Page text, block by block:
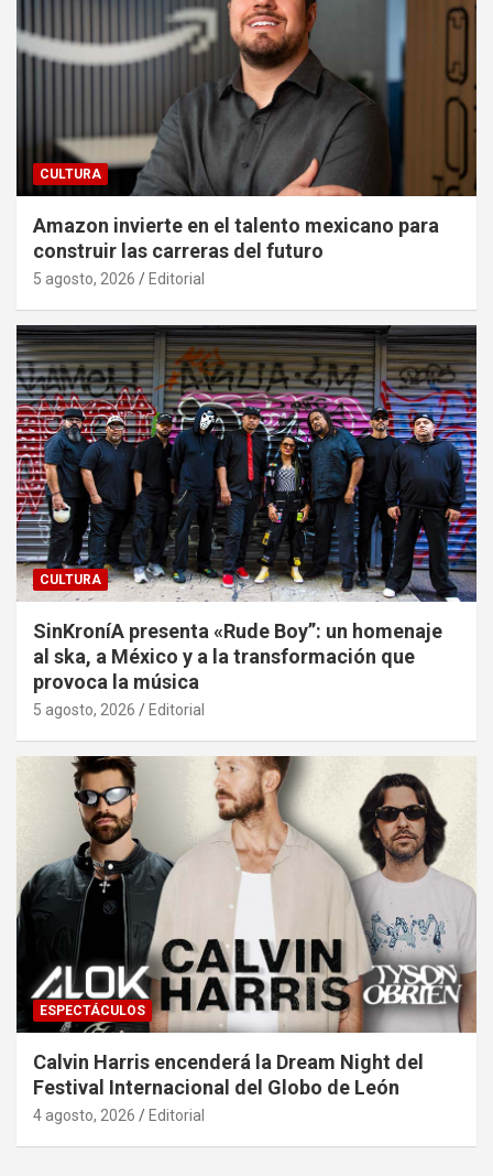
CULTURA
Amazon invierte en el talento mexicano para
construir las carreras del futuro
5 agosto, 2026 Editorial
CULTURA
SinKroníA presenta «Rude Boy”: un homenaje
al ska, a México y a la transformación que
provoca la música
5 agosto, 2026 Editorial
ESPECTÁCULOS
Calvin Harris encenderá la Dream Night del
Festival Internacional del Globo de León
4 agosto, 2026 Editorial